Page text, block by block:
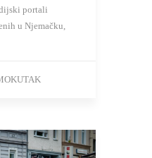
portali
u Njemačku,